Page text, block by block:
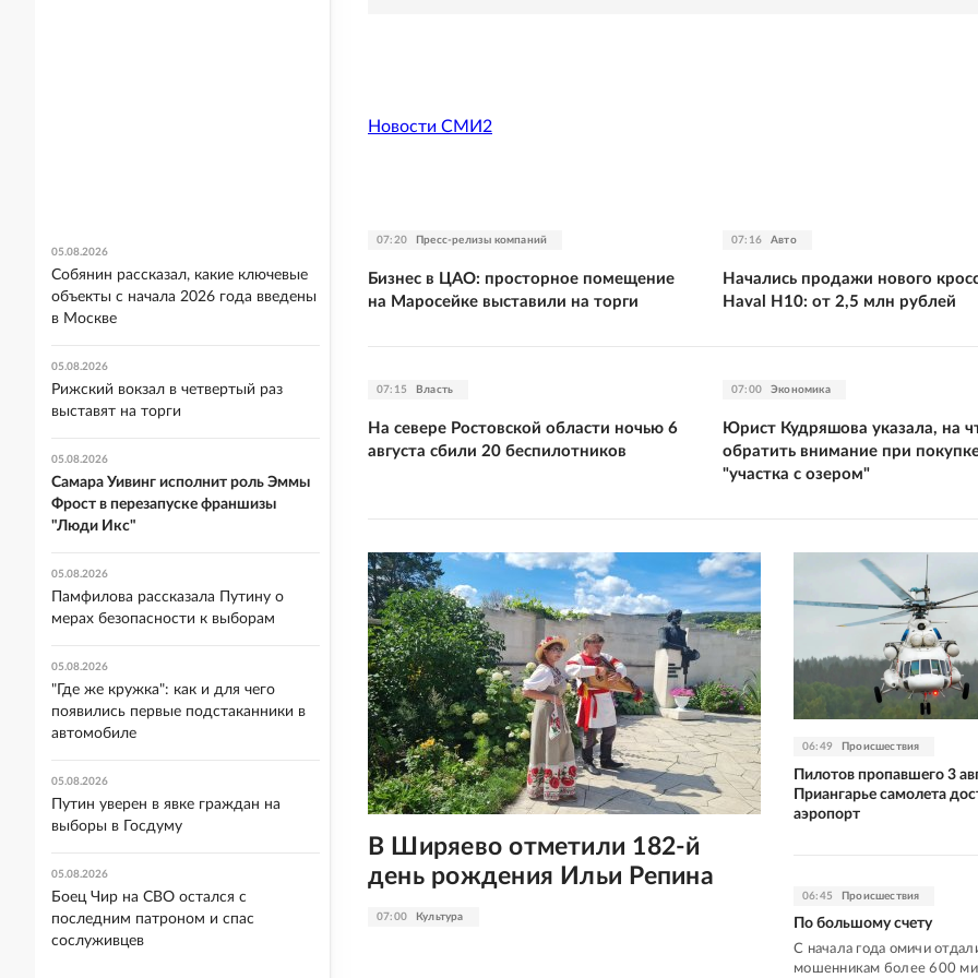
Новости СМИ2
07:20 Пресс-релизы компаний
Бизнес в ЦАО: просторное помещение
на Маросейке выставили на торги
07:16 Авто
Начались продажи нового
Haval H10: от 2,5 млн рублей
07:15 Власть
На севере Ростовской области ночью 6
августа сбили 20 беспилотников
07:00 Экономика
Юрист Кудряшова указала, на
обратить внимание при
"участка с озером"
07:00 Культура
В Ширяево отметили 182-й
день рождения Ильи Репина
06:49 Происшествия
Пилотов пропавшего 3
Приангарье самолета
аэропорт
06:45 Происшествия
По большому счету
С начала года омичи
мошенникам более 600
05.08.2026
Собянин рассказал, какие ключевые
объекты с начала 2026 года введены
в Москве
05.08.2026
Рижский вокзал в четвертый раз
выставят на торги
05.08.2026
Самара Уивинг исполнит роль Эммы
Фрост в перезапуске франшизы
"Люди Икс"
05.08.2026
Памфилова рассказала Путину о
мерах безопасности к выборам
05.08.2026
"Где же кружка": как и для чего
появились первые подстаканники в
автомобиле
05.08.2026
Путин уверен в явке граждан на
выборы в Госдуму
05.08.2026
Боец Чир на СВО остался с
последним патроном и спас
сослуживцев